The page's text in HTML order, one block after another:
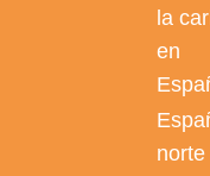
la
en
norte